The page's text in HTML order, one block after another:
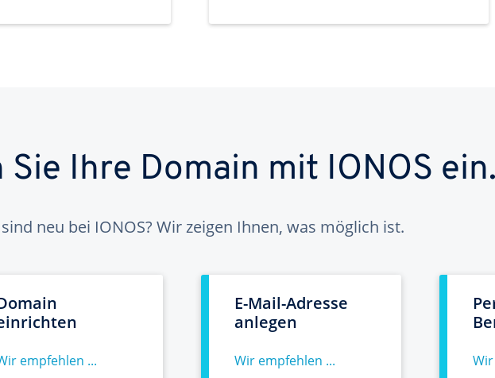
Sie Ihre Domain mit IONOS ein.
sind neu bei IONOS? Wir zeigen Ihnen, was möglich ist.
empfehlen ...
E-Mail-Adresse
anlegen
Wir empfehlen ...